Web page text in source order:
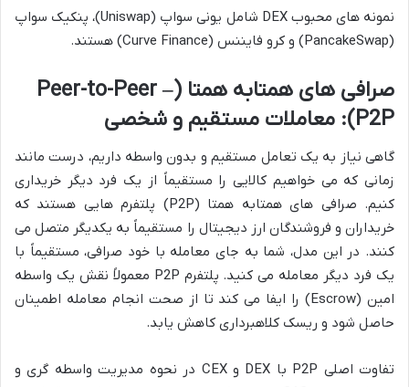
نمونه های محبوب DEX شامل یونی سواپ (Uniswap)، پنکیک سواپ
(PancakeSwap) و کرو فایننس (Curve Finance) هستند.
صرافی های همتابه همتا (Peer-to-Peer –
P2P): معاملات مستقیم و شخصی
گاهی نیاز به یک تعامل مستقیم و بدون واسطه داریم، درست مانند
زمانی که می خواهیم کالایی را مستقیماً از یک فرد دیگر خریداری
کنیم. صرافی های همتابه همتا (P2P) پلتفرم هایی هستند که
خریداران و فروشندگان ارز دیجیتال را مستقیماً به یکدیگر متصل می
کنند. در این مدل، شما به جای معامله با خود صرافی، مستقیماً با
یک فرد دیگر معامله می کنید. پلتفرم P2P معمولاً نقش یک واسطه
امین (Escrow) را ایفا می کند تا از صحت انجام معامله اطمینان
حاصل شود و ریسک کلاهبرداری کاهش یابد.
تفاوت اصلی P2P با DEX و CEX در نحوه مدیریت واسطه گری و